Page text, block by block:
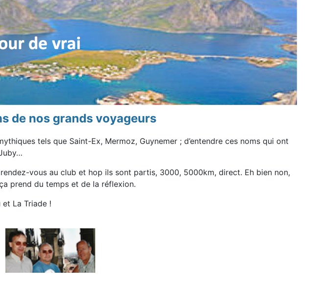
de nos grands voyageurs
tels que Saint-Ex, Mermoz, Guynemer ; d’entendre ces noms qui ont
vous au club et hop ils sont partis, 3000, 5000km, direct. Eh bien non,
prend du temps et de la réflexion.
et La Triade !